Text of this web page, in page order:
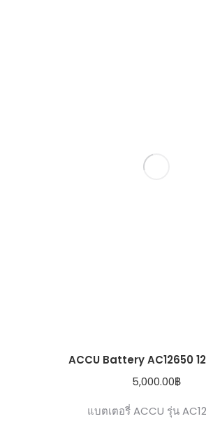
ACCU Battery AC12650
5,000.00฿
แบตเตอรี่ ACCU รุ่น